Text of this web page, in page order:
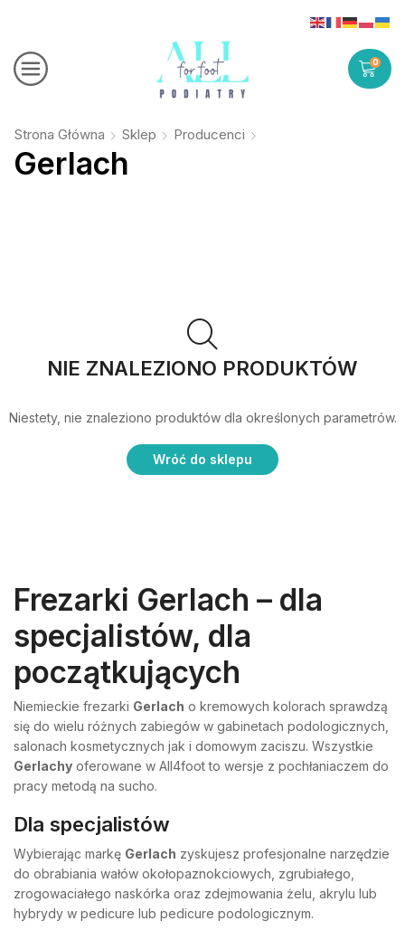
0
Strona Główna Sklep Producenci
Gerlach
NIE ZNALEZIONO PRODUKTÓW
Niestety, nie znaleziono produktów dla określonych parametrów.
Wróć do sklepu
Frezarki Gerlach – dla
specjalistów, dla
początkujących
Niemieckie frezarki Gerlach o kremowych kolorach sprawdzą
się do wielu różnych zabiegów w gabinetach podologicznych,
salonach kosmetycznych jak i domowym zaciszu. Wszystkie
Gerlachy oferowane w All4foot to wersje z pochłaniaczem do
pracy metodą na sucho.
Dla specjalistów
Wybierając markę Gerlach zyskujesz profesjonalne narzędzie
do obrabiania wałów okołopaznokciowych, zgrubiałego,
zrogowaciałego naskórka oraz zdejmowania żelu, akrylu lub
hybrydy w pedicure lub pedicure podologicznym.